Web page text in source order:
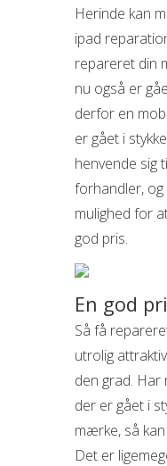
Herinde kan
ipad
repareret din
nu også er
derfor en
er gået i
henvende sig
forhandler,
mulighed for
god pris.
En god
Så få
utrolig
den grad.
der er gået i
mærke, så
Det er